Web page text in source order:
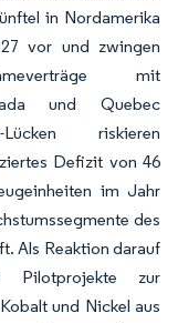
in Nordamerika
vor und zwingen
mit
und Quebec
Lücken riskieren
Defizit von 46
im Jahr
des
Als Reaktion darauf
Pilotprojekte zur
und Nickel aus